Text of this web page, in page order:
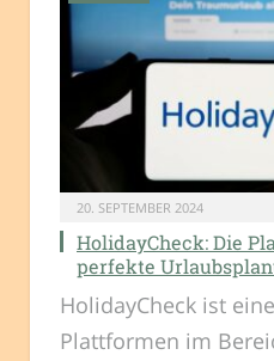
20. SEPTEMBER 2024
HolidayCheck: Die
perfekte
HolidayCheck ist
Plattformen im